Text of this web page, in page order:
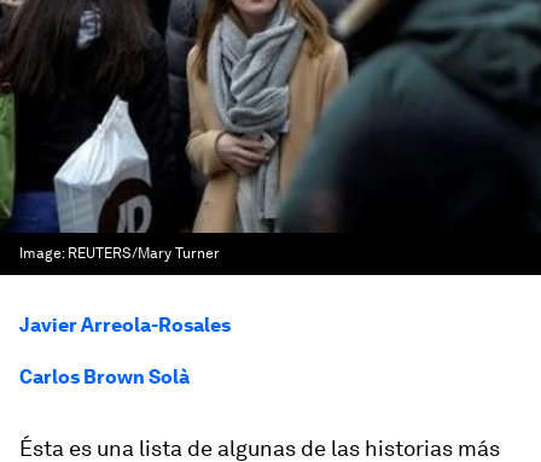
Image: REUTERS/Mary Turner
Javier Arreola-Rosales
Carlos Brown Solà
Ésta es una lista de algunas de las historias más